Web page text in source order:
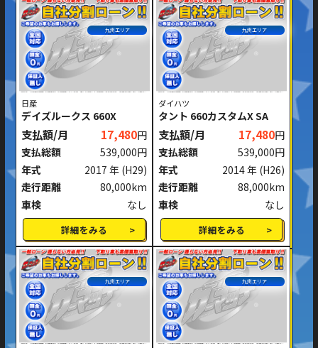
九州エリア
日産
デイズルークス 660X
支払額/月 17,480円
支払総額
539,000円
年式
2017 年 (H29)
走行距離
80,000km
車検
なし
詳細をみる
九州エリア
ダイハツ
タント 660カスタムX SA
支払額/月 17,480円
支払総額
539,000円
年式
2014 年 (H26)
走行距離
88,000km
車検
なし
詳細をみる
九州エリア 九州エリア